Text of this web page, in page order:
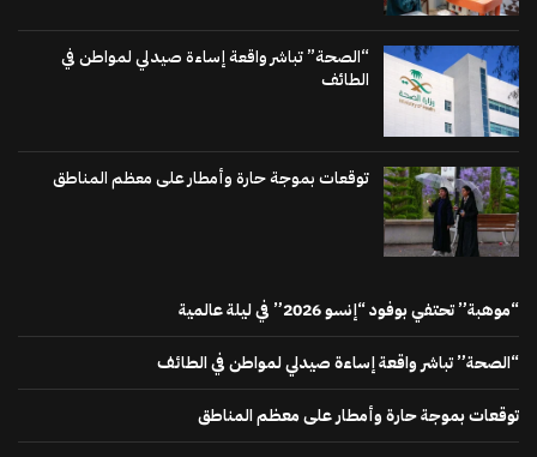
“الصحة” تباشر واقعة إساءة صيدلي لمواطن في
الطائف
توقعات بموجة حارة وأمطار على معظم المناطق
“موهبة” تحتفي بوفود “إنسو 2026” في ليلة عالمية
“الصحة” تباشر واقعة إساءة صيدلي لمواطن في الطائف
توقعات بموجة حارة وأمطار على معظم المناطق